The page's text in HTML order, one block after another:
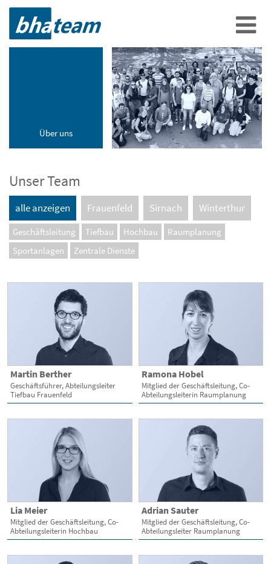
Über uns
Unser Team
alle anzeigen Frauenfeld Sirnach Winterthur
Geschäftsleitung Tiefbau Hochbau
Raumplanung
Sportanlagen
Zentrale Dienste
Martin Berther
Geschäftsführer, Abteilungsleiter
Tiefbau Frauenfeld
Ramona Hobel
Mitglied der Geschäftsleitung, Co-
Abteilungsleiterin Raumplanung
Lia Meier
Mitglied der Geschäftsleitung, Co-
Abteilungsleiterin Hochbau
Adrian Sauter
Mitglied der Geschäftsleitung, Co-
Abteilungsleiter Raumplanung